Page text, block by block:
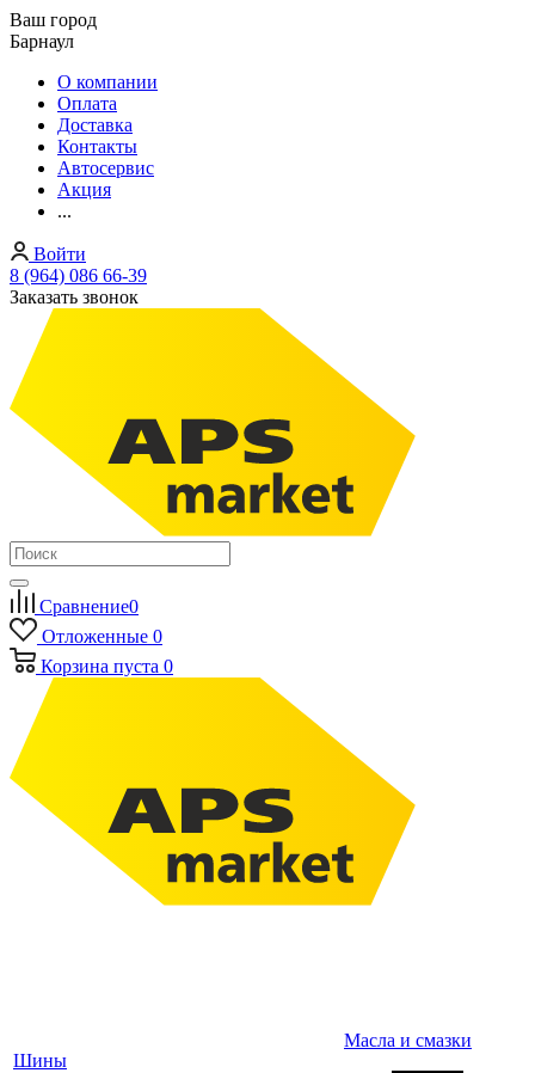
Ваш город
Барнаул
О компании
Оплата
Доставка
Контакты
Автосервис
Акция
...
Войти
8 (964) 086 66-39
Заказать звонок
Сравнение0
Отложенные 0
Корзина пуста 0
Шины
Масла и смазки